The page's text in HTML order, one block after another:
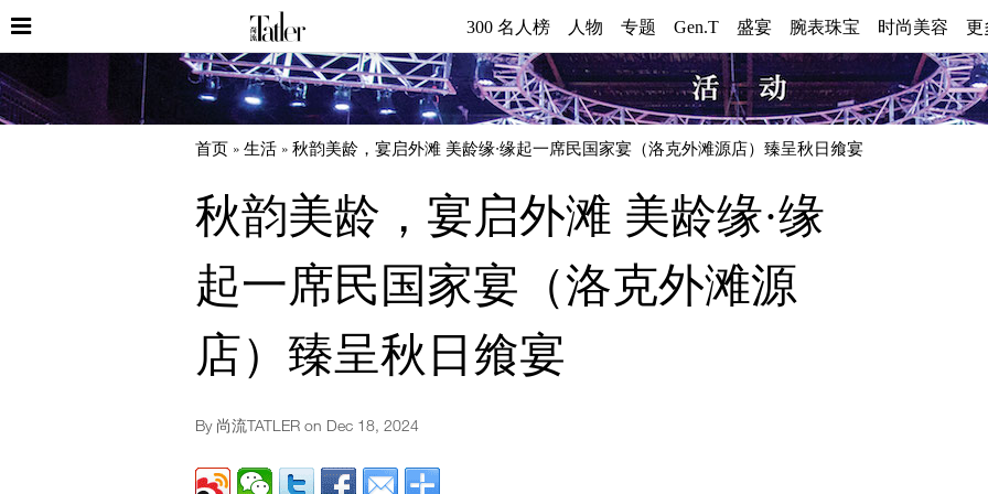
300 名人榜 人物 专题 Gen.T 盛宴 腕表珠宝 时尚美容
生
活
首页 生活 秋韵美龄，宴启外滩 美龄缘·缘起一席民国家宴（洛克外滩源店）臻呈秋日飨宴
秋韵美龄，宴启外滩 美龄缘·缘
起一席民国家宴（洛克外滩源
店）臻呈秋日飨宴
By 尚流TATLER on Dec 18, 2024